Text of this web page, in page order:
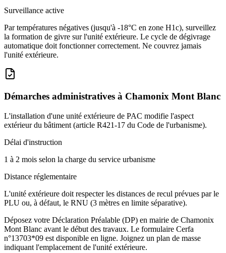
Surveillance active
Par températures négatives (jusqu'à -18°C en zone H1c), surveillez
la formation de givre sur l'unité extérieure. Le cycle de dégivrage
automatique doit fonctionner correctement. Ne couvrez jamais
l'unité extérieure.
Démarches administratives à Chamonix Mont Blanc
L'installation d'une unité extérieure de PAC modifie l'aspect
extérieur du bâtiment (article R421-17 du Code de l'urbanisme).
Délai d'instruction
1 à 2 mois selon la charge du service urbanisme
Distance réglementaire
L'unité extérieure doit respecter les distances de recul prévues par le
PLU ou, à défaut, le RNU (3 mètres en limite séparative).
Déposez votre Déclaration Préalable (DP) en mairie de Chamonix
Mont Blanc avant le début des travaux. Le formulaire Cerfa
n°13703*09 est disponible en ligne. Joignez un plan de masse
indiquant l'emplacement de l'unité extérieure.